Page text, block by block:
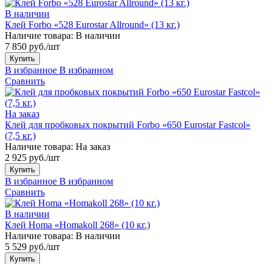
В наличии
Клей Forbo «528 Eurostar Allround» (13 кг.)
Наличие товара: В наличии
7 850 руб./шт
Купить
В избранное В избранном
Сравнить
На заказ
Клей для пробковых покрытий Forbo «650 Eurostar Fastcol»
(7,5 кг.)
Наличие товара: На заказ
2 925 руб./шт
Купить
В избранное В избранном
Сравнить
В наличии
Клей Homa «Homakoll 268» (10 кг.)
Наличие товара: В наличии
5 529 руб./шт
Купить